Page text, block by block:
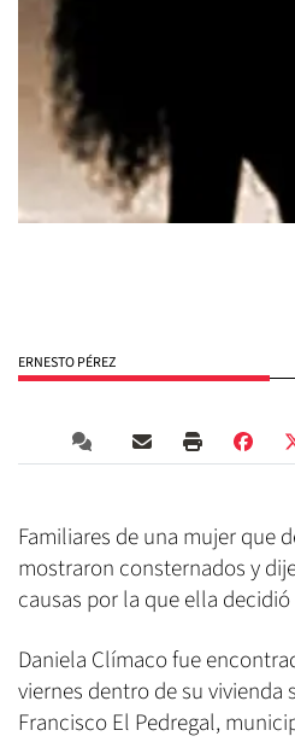
ERNESTO PÉREZ
Familiares de una mujer que
mostraron consternados y
causas por la que ella
Daniela Clímaco fue
viernes dentro de su vivienda
Francisco El Pedregal,